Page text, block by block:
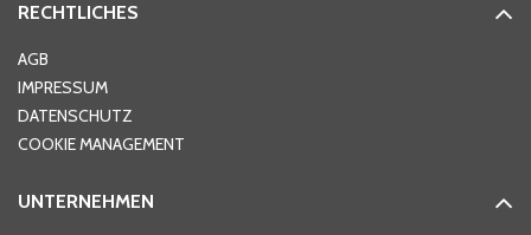
Ort*
Telefon
RECHTLICHES
AGB
IMPRESSUM
DATENSCHUTZ
COOKIE MANAGEMENT
UNTERNEHMEN